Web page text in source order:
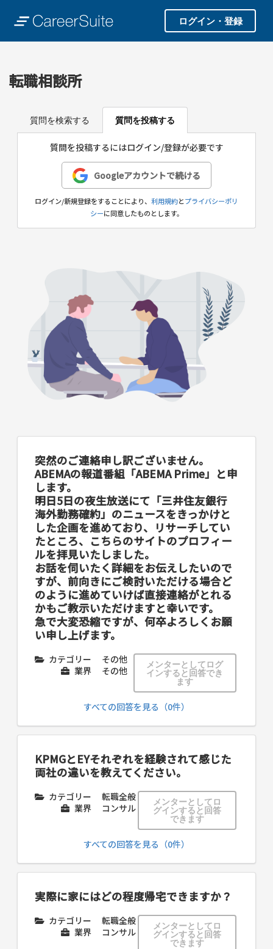
ログイン・登録
転職相談所
質問を検索する 質問を投稿する
質問を投稿するにはログイン/登録が必要です
Googleアカウントで続ける
ログイン/新規登録をすることにより、 利用規約とプライバシーポリ
シーに同意したものとします。
突然のご連絡申し訳ございません。
ABEMAの報道番組「ABEMA Prime」と申
します。
明日5日の夜生放送にて「三井住友銀行
海外勤務確約」のニュースをきっかけと
した企画を進めており、リサーチしてい
たところ、こちらのサイトのプロフィー
ルを拝見いたしました。
お話を伺いたく詳細をお伝えしたいので
すが、前向きにご検討いただける場合ど
のように進めていけば直接連絡がとれる
かもご教示いただけますと幸いです。
急で大変恐縮ですが、何卒よろしくお願
い申し上げます。
カテゴリー
その他
業界
その他
メンターとしてログ
インすると回答でき
ます
すべての回答を見る（0件）
KPMGとEYそれぞれを経験されて感じた
両社の違いを教えてください。
カテゴリー
転職全般
業界
コンサル
メンターとしてロ
グインすると回答
できます
すべての回答を見る（0件）
実際に家にはどの程度帰宅できますか？
カテゴリー
転職全般
業界
コンサル
メンターとしてロ
グインすると回答
できます